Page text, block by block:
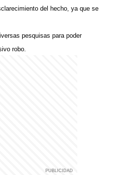
del hecho, ya que se
pesquisas para poder
robo.